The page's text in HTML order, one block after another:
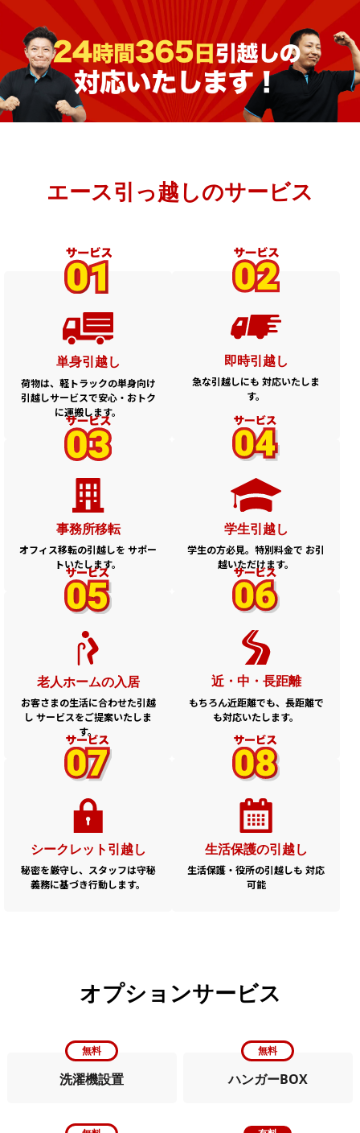
エース引っ越しのサービス
単身引越し
荷物は、軽トラックの単身向け
引越しサービスで安心・おトク
に運搬します。
即時引越し
急な引越しにも 対応いたしま
す。
事務所移転
オフィス移転の引越しを サポー
トいたします。
学生引越し
学生の方必見。特別料金で お引
越いただけます。
老人ホームの入居
お客さまの生活に合わせた引越
し サービスをご提案いたしま
す。
近・中・長距離
もちろん近距離でも、長距離で
も対応いたします。
シークレット引越し
秘密を厳守し、スタッフは守秘
義務に基づき行動します。
生活保護の引越し
生活保護・役所の引越しも 対応
可能
オプションサービス
無料
洗濯機設置
無料
ハンガーBOX